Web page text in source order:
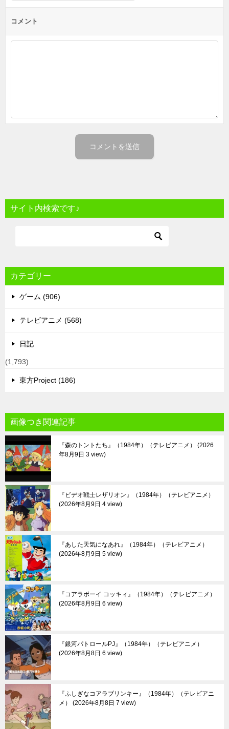
コメント
サイト内検索です♪
カテゴリー
ゲーム (906)
テレビアニメ (568)
日記
(1,793)
東方Project (186)
画像つき関連記事
『森のトントたち』（1984年）（テレビアニメ）
2026
年8月9日 3 view
『ビデオ戦士レザリオン』（1984年）（テレビアニメ）
2026年8月9日 4 view
『あした天気になあれ』（1984年）（テレビアニメ）
2026年8月9日 5 view
『コアラボーイ コッキィ』（1984年）（テレビアニメ）
2026年8月9日 6 view
『銀河パトロールPJ』（1984年）（テレビアニメ）
2026年8月8日 6 view
『ふしぎなコアラブリンキー』（1984年）（テレビアニ
メ）
2026年8月8日 7 view